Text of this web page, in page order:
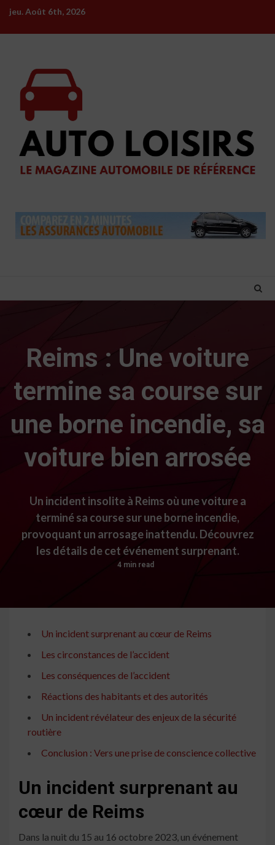
Skip
content
jeu. Août 6th, 2026
Reims : Une voiture
termine sa course sur
une borne incendie, sa
voiture bien arrosée
Un incident insolite à Reims où une voiture a
terminé sa course sur une borne incendie,
provoquant un arrosage inattendu. Découvrez
les détails de cet événement surprenant.
4 min read
Un incident surprenant au cœur de Reims
Les circonstances de l’accident
Les conséquences de l’accident
Réactions des habitants et des autorités
Un incident révélateur des enjeux de la sécurité
routière
Conclusion : Vers une prise de conscience collective
Un incident surprenant au
cœur de Reims
Dans la nuit du 15 au 16 octobre 2023, un événement